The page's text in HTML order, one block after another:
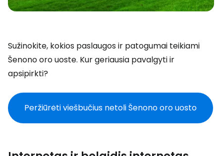
Sužinokite, kokios paslaugos ir patogumai teikiami
Šenono oro uoste. Kur geriausia pavalgyti ir
apsipirkti?
Peržiūrėti viešbučius netoli Šenono oro uosto